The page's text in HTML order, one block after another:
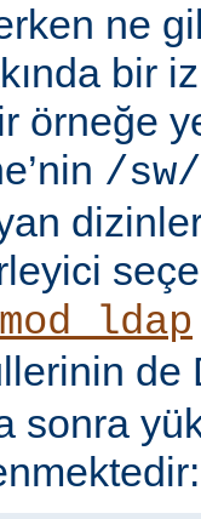
ne
bir
örneğe
/
mod_ldap
de
sonra